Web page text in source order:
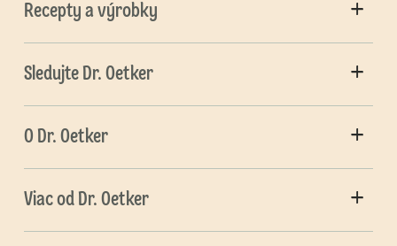
Recepty a výrobky
Sledujte Dr. Oetker
O Dr. Oetker
Viac od Dr. Oetker